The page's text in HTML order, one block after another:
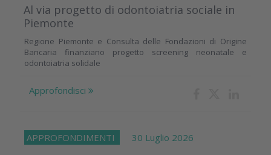
Al via progetto di odontoiatria sociale in
Piemonte
Regione Piemonte e Consulta delle Fondazioni di Origine
Bancaria finanziano progetto screening neonatale e
odontoiatria solidale
Approfondisci
APPROFONDIMENTI 30 Luglio 2026